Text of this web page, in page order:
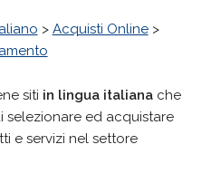
> Acquisti Online>
siti in lingua italianache
ed acquistare
e servizi nel settore